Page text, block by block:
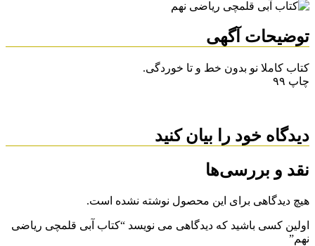
توضیحات آگهی
کتاب کاملا نو بدون خط و تا خوردگی.
چاپ ۹۹
دیدگاه خود را بیان کنید
نقد و بررسی‌ها
هیچ دیدگاهی برای این محصول نوشته نشده است.
اولین کسی باشید که دیدگاهی می نویسد “کتاب آبی قلمچی ریاضی
نهم”